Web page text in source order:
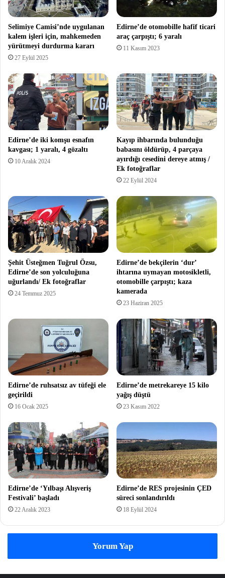
Selimiye Camisi’nde uygulanan
kalem işleri için, mahkemeden
yürütmeyi durdurma kararı
27 Eylül 2025
Edirne’de otomobille hafif ticari
araç çarpıştı; 6 yaralı
11 Kasım 2023
Edirne’de iki komşu esnafın
kavgası; 1 yaralı, 4 gözaltı
10 Aralık 2024
Kayıp ihbarında bulunduğu
babasını öldürüp, 4 parçaya
ayırdığı cesedini dereye atmış /
Ek fotoğraflar
22 Eylül 2024
Şehit Üsteğmen Tuğrul Özsu,
Edirne’de son yolculuğuna
uğurlandı/ Ek fotoğraflar
24 Temmuz 2025
Edirne’de bekçilerin ‘dur’
ihtarına uymayan motosikletli,
otomobille çarpıştı; kaza
kamerada
23 Haziran 2025
Edirne’de ruhsatsız av tüfeği ele
geçirildi
16 Ocak 2025
Edirne’de metrekareye 15 kilo
yağış düştü
23 Kasım 2022
Edirne’de ‘Yılbaşı Alışveriş
Festivali’ başladı
22 Aralık 2023
Edirne’de RES projesinin ÇED
süreci sonlandırıldı
18 Eylül 2024
Yorum Yap